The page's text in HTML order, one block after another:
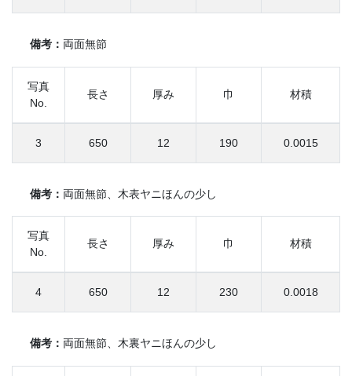
備考： 両面無節
写真
No.
長さ 厚み 巾 材積
3 650 12 190 0.0015
備考： 両面無節、木表ヤニほんの少し
写真
No.
長さ 厚み 巾 材積
4 650 12 230 0.0018
備考： 両面無節、木裏ヤニほんの少し